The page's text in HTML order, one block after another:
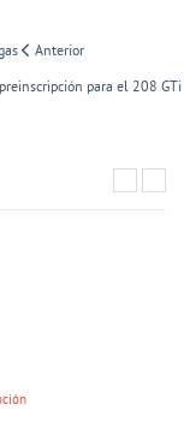
Anterior
para el 208